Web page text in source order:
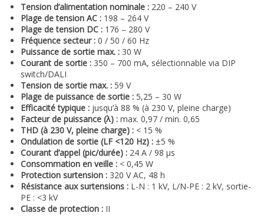
Tension d’alimentation nominale : 220 – 240 V
Plage de tension AC : 198 – 264 V
Plage de tension DC : 176 – 280 V
Fréquence secteur : 0 / 50 / 60 Hz
Puissance de sortie max. : 30 W
Courant de sortie : 350 – 700 mA, sélectionnable via DIP
switch/DALI
Tension de sortie max. : 59 V
Plage de puissance de sortie : 5,25 – 30 W
Efficacité typique : jusqu’à 88 % (à 230 V, pleine charge)
Facteur de puissance (λ) : max. 0,97 / min. 0,65
THD (à 230 V, pleine charge) : < 15 %
Ondulation de sortie (LF <120 Hz) : ±5 %
Courant d’appel (pic/durée) : 24 A / 98 µs
Consommation en veille : < 0,45 W
Protection surtension : 320 V AC, 48 h
Résistance aux surtensions : L-N : 1 kV, L/N-PE : 2 kV, sortie-
PE : <3 kV
Classe de protection : II